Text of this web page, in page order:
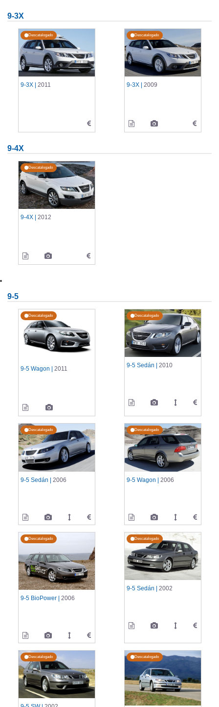
9-3X
Descatalogado
9-3X | 2011
Descatalogado
9-3X | 2009
9-4X
Descatalogado
9-4X | 2012
9-5
Descatalogado
9-5 Wagon | 2011
Descatalogado
9-5 Sedán | 2010
Descatalogado
9-5 Sedán | 2006
Descatalogado
9-5 Wagon | 2006
Descatalogado
9-5 BioPower | 2006
Descatalogado
9-5 Sedán | 2002
Descatalogado Descatalogado